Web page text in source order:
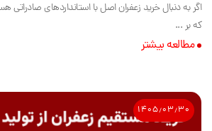
اگر به دنبال خرید زعفران اصل با استانداردهای صادراتی
که بر ...
مطالعه بیشتر
۱۴۰۵٫۰۳٫۳۰